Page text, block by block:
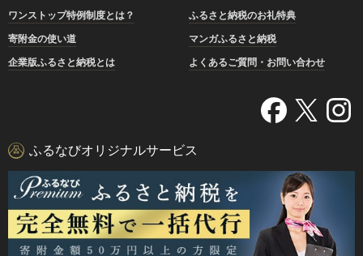
ワンストップ特例制度とは？
ふるさと納税のお礼特典
寄附金の使い道
マンガふるさと納税
企業版ふるさと納税とは
よくあるご質問・お問い合わせ
ふるなびオリジナルサービス